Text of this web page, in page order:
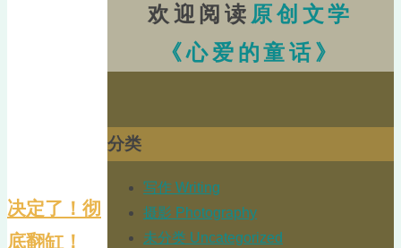
决定了！彻
底翻缸！
欢迎阅读 原创文学
《心爱的童话》
分类
写作 Writing
摄影 Photography
未分类 Uncategorized